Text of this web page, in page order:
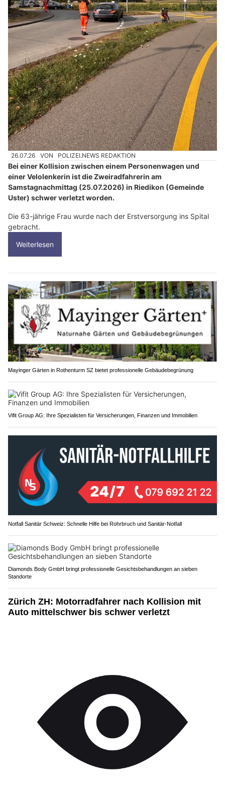
26.07.26 VON POLIZEI.NEWS REDAKTION
Bei einer Kollision zwischen einem Personenwagen und
einer Velolenkerin ist die Zweiradfahrerin am
Samstagnachmittag (25.07.2026) in Riedikon (Gemeinde
Uster) schwer verletzt worden.
Die 63-jährige Frau wurde nach der Erstversorgung ins Spital
gebracht.
Weiterlesen
Mayinger Gärten in Rothenturm SZ bietet professionelle Gebäudebegrünung
Vifit Group AG: Ihre Spezialisten für Versicherungen, Finanzen und Immobilien
Notfall Sanitär Schweiz: Schnelle Hilfe bei Rohrbruch und Sanitär-Notfall
Diamonds Body GmbH bringt professionelle Gesichtsbehandlungen an sieben
Standorte
Zürich ZH: Motorradfahrer nach Kollision mit
Auto mittelschwer bis schwer verletzt